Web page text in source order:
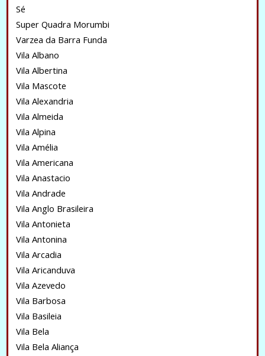
Sé
Super Quadra Morumbi
Varzea da Barra Funda
Vila Albano
Vila Albertina
Vila Mascote
Vila Alexandria
Vila Almeida
Vila Alpina
Vila Amélia
Vila Americana
Vila Anastacio
Vila Andrade
Vila Anglo Brasileira
Vila Antonieta
Vila Antonina
Vila Arcadia
Vila Aricanduva
Vila Azevedo
Vila Barbosa
Vila Basileia
Vila Bela
Vila Bela Aliança